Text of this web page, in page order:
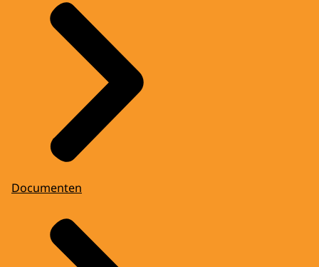
Documenten